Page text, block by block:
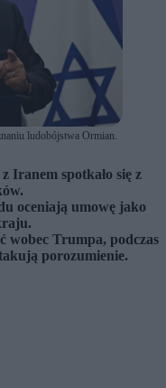
ludobójstwa Ormian.
Iranem spotkało się z
oceniają umowę jako
wobec Trumpa, podczas
porozumienie.